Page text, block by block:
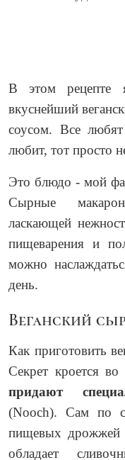
В этом рецепте
вкуснейший
соусом. Все
любит, тот просто
Это блюдо - мой
Сырные
ласкающей
пищеварения и
можно
день.
Веганский
Как приготовить
Секрет кроется во
придают
(Nooch). Сам по
пищевых дрожжей
обладает